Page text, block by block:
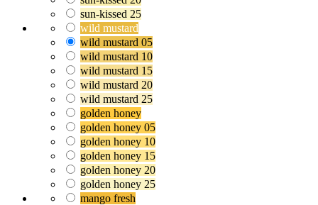
sun-kissed 25
wild mustard
wild mustard 05
wild mustard 10
wild mustard 15
wild mustard 20
wild mustard 25
golden honey
golden honey 05
golden honey 10
golden honey 15
golden honey 20
golden honey 25
mango fresh